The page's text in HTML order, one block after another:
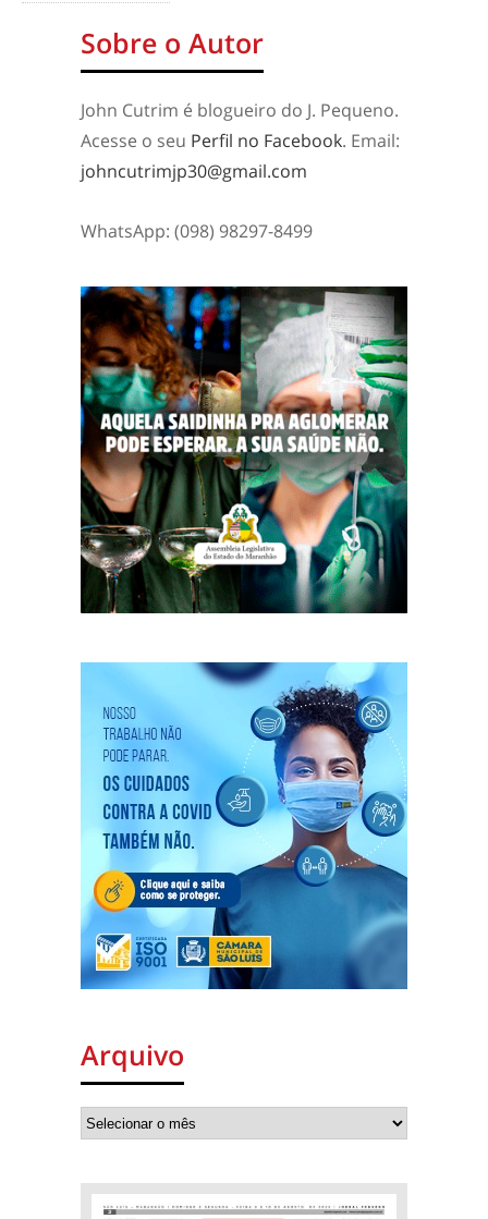
Sobre o Autor
John Cutrim é blogueiro do J. Pequeno.
Acesse o seu Perfil no Facebook. Email:
johncutrimjp30@gmail.com
WhatsApp: (098) 98297-8499
Arquivo